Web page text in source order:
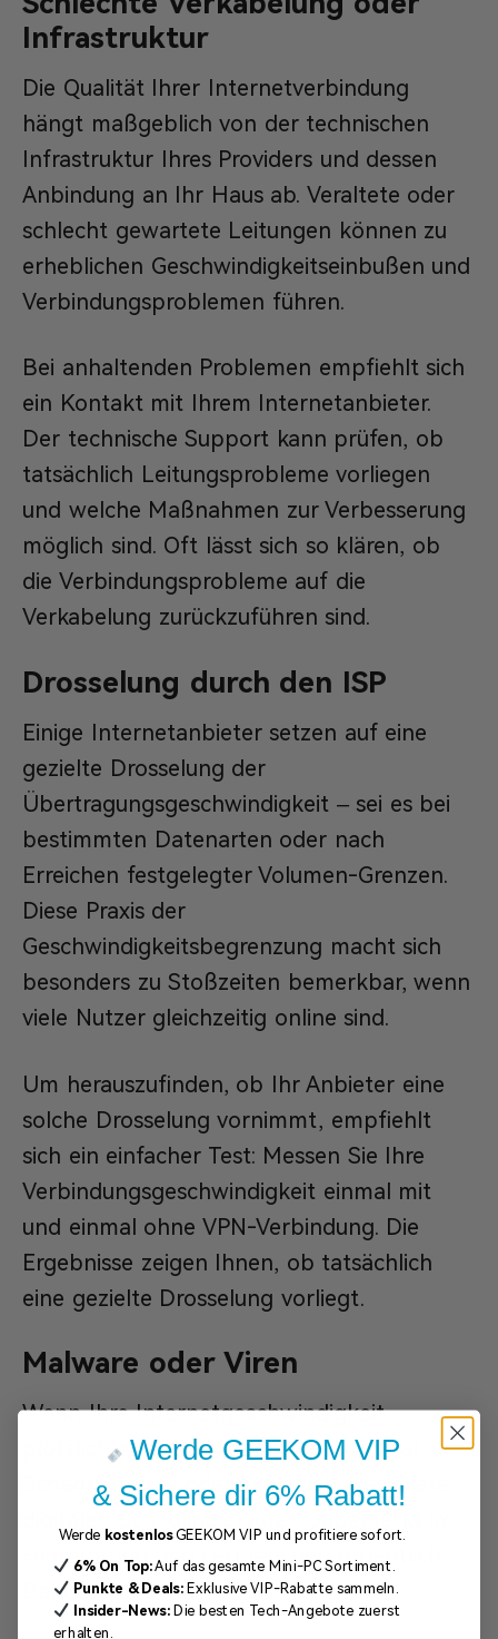
Infrastruktur
Die Qualität Ihrer Internetverbindung
hängt maßgeblich von der technischen
Infrastruktur Ihres Providers und dessen
Anbindung an Ihr Haus ab. Veraltete oder
schlecht gewartete Leitungen können zu
erheblichen Geschwindigkeitseinbußen und
Verbindungsproblemen führen.
Bei anhaltenden Problemen empfiehlt sich
ein Kontakt mit Ihrem Internetanbieter.
Der technische Support kann prüfen, ob
tatsächlich Leitungsprobleme vorliegen
und welche Maßnahmen zur Verbesserung
möglich sind. Oft lässt sich so klären, ob
die Verbindungsprobleme auf die
Verkabelung zurückzuführen sind.
Drosselung durch den ISP
Einige Internetanbieter setzen auf eine
gezielte Drosselung der
Übertragungsgeschwindigkeit – sei es bei
bestimmten Datenarten oder nach
Erreichen festgelegter Volumen-Grenzen.
Diese Praxis der
Geschwindigkeitsbegrenzung macht sich
besonders zu Stoßzeiten bemerkbar, wenn
viele Nutzer gleichzeitig online sind.
Um herauszufinden, ob Ihr Anbieter eine
solche Drosselung vornimmt, empfiehlt
sich ein einfacher Test: Messen Sie Ihre
Verbindungsgeschwindigkeit einmal mit
und einmal ohne VPN-Verbindung. Die
Ergebnisse zeigen Ihnen, ob tatsächlich
eine gezielte Drosselung vorliegt.
Malware oder Viren
Wenn Ihre Internetgeschwindigkeit
plötzlich einbricht, stecken manchmal
Schadsoftware oder Viren dahinter. Diese
Hintergrund und verbrauchen ordentlich
Bandbreite.
Werde GEEKOM VIP
& Sichere dir 6% Rabatt!
Werde kostenlosGEEKOM VIP und profitiere sofort.
6% On Top:Auf das gesamte Mini-PC Sortiment.
Punkte & Deals:Exklusive VIP-Rabatte sammeln.
Insider-News:Die besten Tech-Angebote zuerst
erhalten.